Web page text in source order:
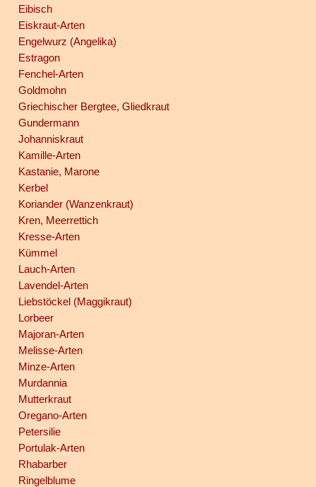
Eibisch
Eiskraut-Arten
Engelwurz (Angelika)
Estragon
Fenchel-Arten
Goldmohn
Griechischer Bergtee, Gliedkraut
Gundermann
Johanniskraut
Kamille-Arten
Kastanie, Marone
Kerbel
Koriander (Wanzenkraut)
Kren, Meerrettich
Kresse-Arten
Kümmel
Lauch-Arten
Lavendel-Arten
Liebstöckel (Maggikraut)
Lorbeer
Majoran-Arten
Melisse-Arten
Minze-Arten
Murdannia
Mutterkraut
Oregano-Arten
Petersilie
Portulak-Arten
Rhabarber
Ringelblume